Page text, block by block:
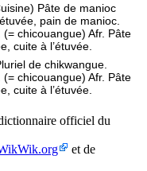
Pâte de manioc
pain de manioc.
(= chicouangue) Afr. Pâte
cuite à l’étuvée.
de chikwangue.
(= chicouangue) Afr. Pâte
cuite à l’étuvée.
officiel du
et de